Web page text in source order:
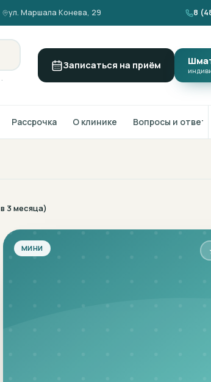
ул. Маршала Конева, 29 8
·
Записаться на приём
Рассрочка О клинике Вопросы и ответы
3 месяца)
МИНИ